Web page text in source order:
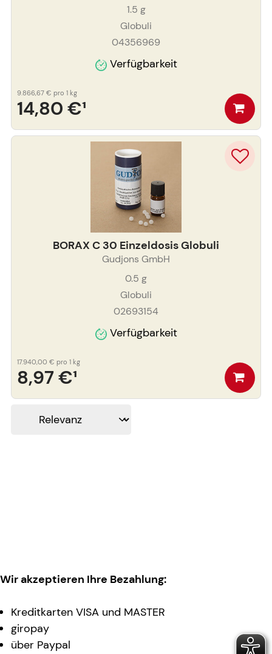
1.5 g
Globuli
04356969
Verfügbarkeit
14,80 €¹
9.866,67 € pro 1 kg
BORAX C 30 Einzeldosis Globuli
Gudjons GmbH
0.5 g
Globuli
02693154
Verfügbarkeit
8,97 €¹
17.940,00 € pro 1 kg
Wir akzeptieren Ihre Bezahlung:
Kreditkarten VISA und MASTER
giropay
über Paypal